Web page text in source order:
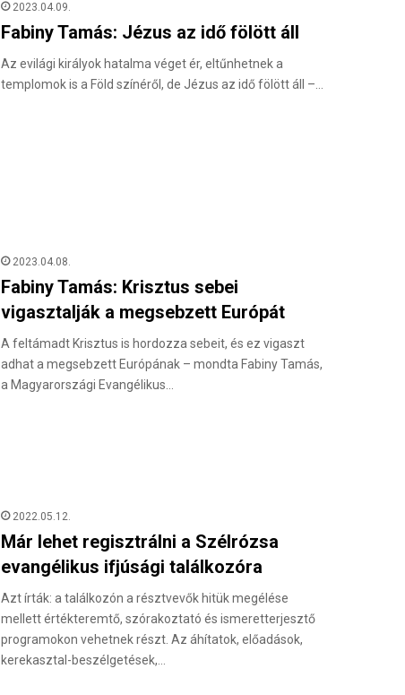
2023.04.09.
Fabiny Tamás: Jézus az idő fölött áll
Az evilági királyok hatalma véget ér, eltűnhetnek a
templomok is a Föld színéről, de Jézus az idő fölött áll –…
2023.04.08.
Fabiny Tamás: Krisztus sebei
vigasztalják a megsebzett Európát
A feltámadt Krisztus is hordozza sebeit, és ez vigaszt
adhat a megsebzett Európának – mondta Fabiny Tamás,
a Magyarországi Evangélikus…
2022.05.12.
Már lehet regisztrálni a Szélrózsa
evangélikus ifjúsági találkozóra
Azt írták: a találkozón a résztvevők hitük megélése
mellett értékteremtő, szórakoztató és ismeretterjesztő
programokon vehetnek részt. Az áhítatok, előadások,
kerekasztal-beszélgetések,…